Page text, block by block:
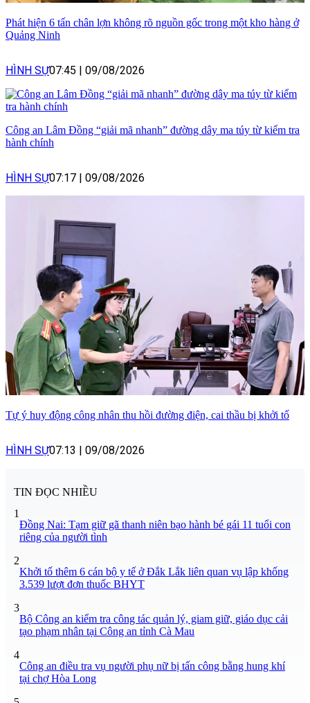
Phát hiện 6 tấn chân lợn không rõ nguồn gốc trong một kho hàng ở
Quảng Ninh
HÌNH SỰ07:45 | 09/08/2026
Công an Lâm Đồng “giải mã nhanh” đường dây ma túy từ kiểm tra
hành chính
HÌNH SỰ07:17 | 09/08/2026
Tự ý huy động công nhân thu hồi đường điện, cai thầu bị khởi tố
HÌNH SỰ07:13 | 09/08/2026
TIN ĐỌC NHIỀU
1
Đồng Nai: Tạm giữ gã thanh niên bạo hành bé gái 11 tuổi con
riêng của người tình
2
Khởi tố thêm 6 cán bộ y tế ở Đắk Lắk liên quan vụ lập khống
3.539 lượt đơn thuốc BHYT
3
Bộ Công an kiểm tra công tác quản lý, giam giữ, giáo dục cải
tạo phạm nhân tại Công an tỉnh Cà Mau
4
Công an điều tra vụ người phụ nữ bị tấn công bằng hung khí
tại chợ Hòa Long